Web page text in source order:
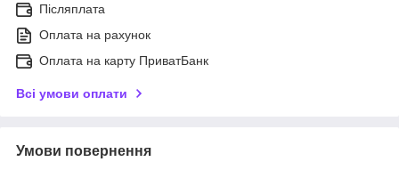
Післяплата
Оплата на рахунок
Оплата на карту ПриватБанк
Всі умови оплати
Умови повернення